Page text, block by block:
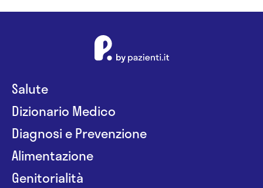
Salute
Dizionario Medico
Diagnosi e Prevenzione
Alimentazione
Genitorialità